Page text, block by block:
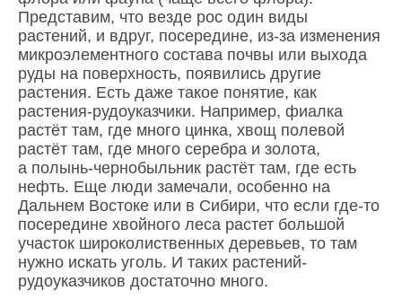
Представим, что везде рос один виды
растений, и вдруг, посередине, из-за изменения
микроэлементного состава почвы или выхода
руды на поверхность, появились другие
растения. Есть даже такое понятие, как
растения-рудоуказчики. Например, фиалка
растёт там, где много цинка, хвощ полевой
растёт там, где много серебра и золота,
а полынь-чернобыльник растёт там, где есть
нефть. Еще люди замечали, особенно на
Дальнем Востоке или в Сибири, что если где-то
посередине хвойного леса растет большой
участок широколиственных деревьев, то там
нужно искать уголь. И таких растений-
рудоуказчиков достаточно много.